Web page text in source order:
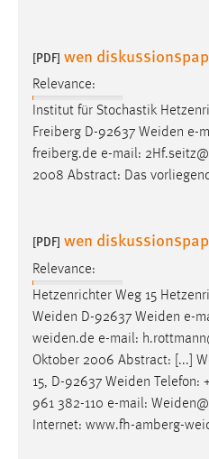
[PDF] wen
Relevance:
Institut für Stochastik
Freiberg D-92637 Weiden e-
freiberg.de e-mail:
2008 Abstract: Das
[PDF] wen
Relevance:
Hetzenrichter Weg 15
Weiden D-92637 Weiden e-
weiden.de e-mail:
Oktober 2006 Abstract: [...]
15, D-92637 Weiden Telefon:
961 382-110 e-mail:
Internet: www.fh-amberg-